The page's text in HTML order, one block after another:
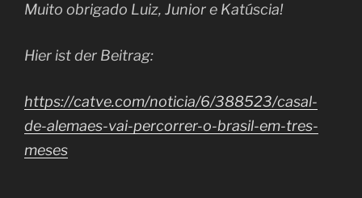
Muito obrigado Luiz, Junior e Katúscia!
Hier ist der Beitrag:
https://catve.com/noticia/6/388523/casal-
de-alemaes-vai-percorrer-o-brasil-em-tres-
meses